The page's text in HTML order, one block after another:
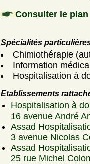
Consulter le plan
Spécialités
Chimiothérapie
Information
Hospitalisation à
Etablissements
Hospitalisation à
16 avenue André
Assad
3 avenue Nicolas
Assad
25 rue Michel